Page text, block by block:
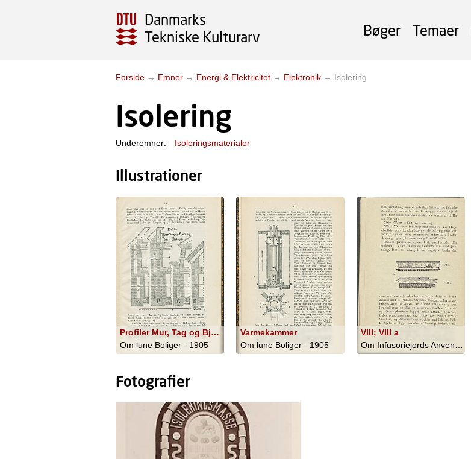
Danmarks
Tekniske Kulturarv
Bøger Temaer
Forside → Emner → Energi & Elektricitet → Elektronik → Isolering
Isolering
Underemner: Isoleringsmaterialer
Illustrationer
Profiler Mur, Tag og Bjælkelag til Lune Boliger. Konst: 1904 af Knud Borring
Om lune Boliger - 1905
Varmekammer
Om lune Boliger - 1905
VIII; VIII a
Fotografier